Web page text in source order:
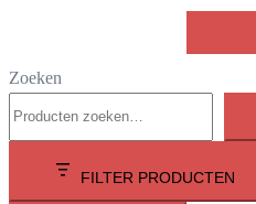
Zoeken
FILTER PRODUCTEN